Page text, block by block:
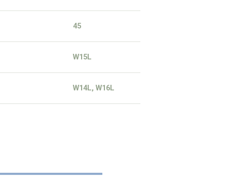
45
W15L
W14L, W16L